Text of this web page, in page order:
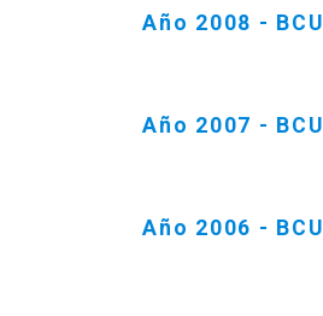
Año 2008 - BCU
Año 2007 - BCU
Año 2006 - BCU